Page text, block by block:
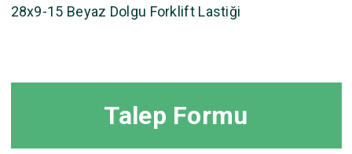
28x9-15 Beyaz Dolgu Forklift Lastiği
Talep Formu